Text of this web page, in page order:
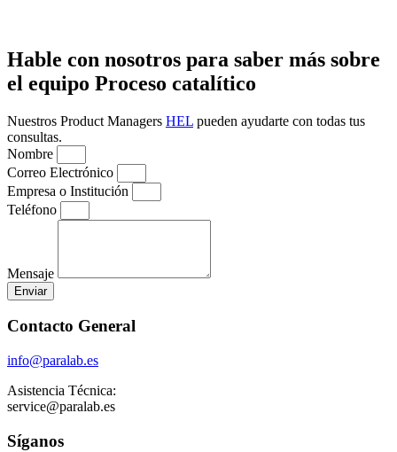
Hable con nosotros para saber más sobre
el equipo Proceso catalítico
Nuestros Product Managers HEL pueden ayudarte con todas tus
consultas.
Nombre
Correo Electrónico
Empresa o Institución
Teléfono
Mensaje
Enviar
Contacto General
info@paralab.es
Asistencia Técnica:
service@paralab.es
Síganos